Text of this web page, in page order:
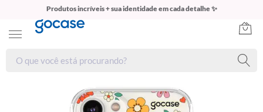
Produtos incríveis + sua identidade em cada detalhe ✨